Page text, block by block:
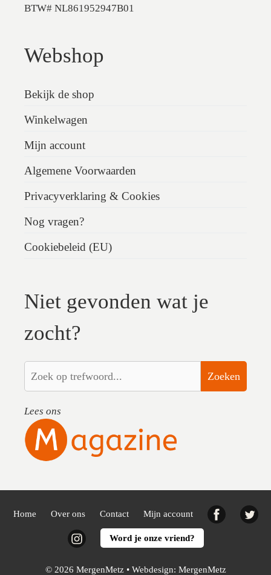
BTW# NL861952947B01
Webshop
Bekijk de shop
Winkelwagen
Mijn account
Algemene Voorwaarden
Privacyverklaring & Cookies
Nog vragen?
Cookiebeleid (EU)
Niet gevonden wat je
zocht?
Zoeken
Lees ons
Home Over ons Contact Mijn account Facebook
InstagramWord je onze vriend?
© 2026 MergenMetz • Webdesign: MergenMetz